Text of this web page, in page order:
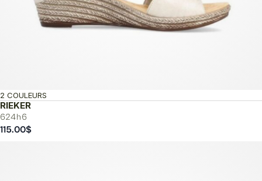
RIEKER
624h6
2 COULEURS
115.00$